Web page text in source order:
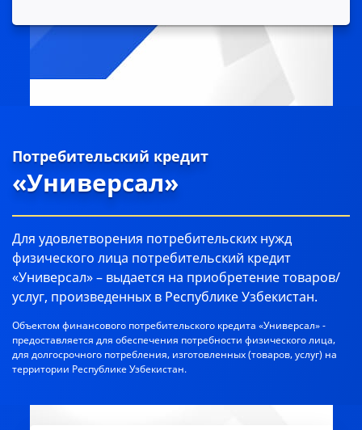
Потребительский кредит
«Универсал»
Для удовлетворения потребительских нужд
физического лица потребительский кредит
«Универсал» – выдается на приобретение товаров/
услуг, произведенных в Республике Узбекистан.
Объектом финансового потребительского кредита «Универсал» -
предоставляется для обеспечения потребности физического лица,
для долгосрочного потребления, изготовленных (товаров, услуг) на
территории Республике Узбекистан.